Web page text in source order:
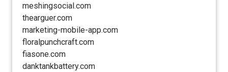
meshingsocial.com
thearguer.com
marketing-mobile-app.com
floralpunchcraft.com
fiasone.com
danktankbattery.com